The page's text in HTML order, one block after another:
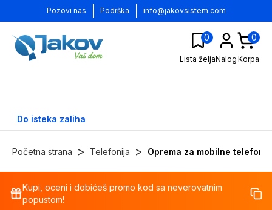
Pozovi nas Podrška info@jakovsistem.com
0
Lista željaNalog
0
Korpa
Do isteka zaliha
Početna strana > Telefonija > Oprema za mobilne telefone
%
Kupi, oceni i dobićeš promo kod sa neverovatnim
popustom!